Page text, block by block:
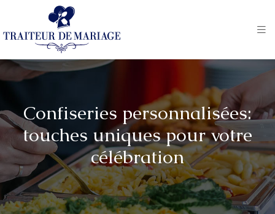
Confiseries personnalisées:
touches uniques pour votre
célébration